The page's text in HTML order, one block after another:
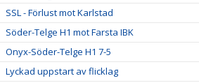
SSL - Förlust mot Karlstad
Söder-Telge H1 mot Farsta IBK
Onyx-Söder-Telge H1 7-5
Lyckad uppstart av flicklag